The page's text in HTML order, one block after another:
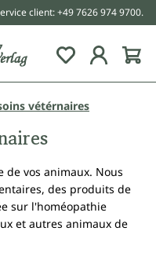
client: +49 7626 974 9700.
vétérnaires
vos animaux. Nous
des produits de
sur l'homéopathie
et autres animaux de